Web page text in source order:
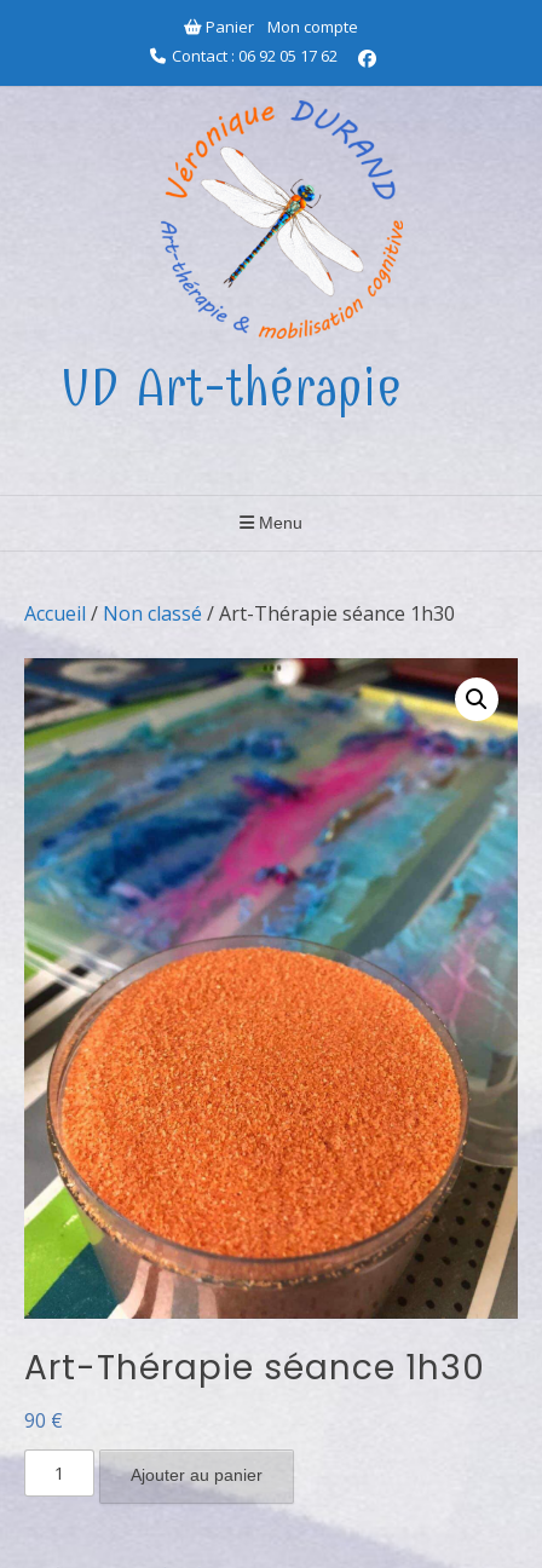
Panier
Mon compte
Contact : 06 92 05 17 62
VD Art-thérapie
Menu
Accueil / Non classé / Art-Thérapie séance 1h30
Art-Thérapie séance 1h30
90 €
quantité
de
Ajouter au panier